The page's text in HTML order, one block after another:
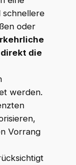
schnellere
oder
die
werden.
Vorrang